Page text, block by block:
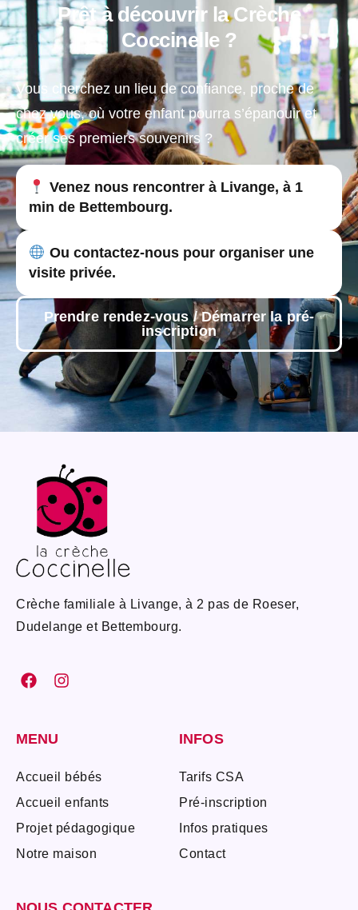
Prêt à découvrir la Crèche
Coccinelle ?
Vous cherchez un lieu de confiance, proche de
chez vous, où votre enfant pourra s’épanouir et
créer ses premiers souvenirs ?
Venez nous rencontrer à Livange, à 1
min de Bettembourg.
Ou contactez-nous pour organiser une
visite privée.
Prendre rendez-vous / Démarrer la pré-
inscription
Crèche familiale à Livange, à 2 pas de Roeser,
Dudelange et Bettembourg.
MENU
Accueil bébés
Accueil enfants
Projet pédagogique
Notre maison
INFOS
Tarifs CSA
Pré-inscription
Infos pratiques
Contact